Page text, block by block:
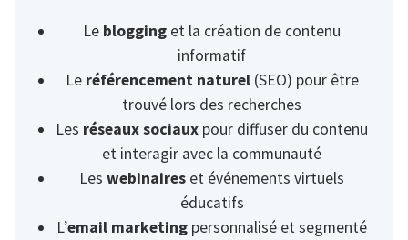
Le blogging et la création de contenu
informatif
Le référencement naturel(SEO) pour être
trouvé lors des recherches
Les réseaux sociaux pour diffuser du contenu
et interagir avec la communauté
Leswebinaires et événements virtuels
éducatifs
L’email marketing personnalisé et segmenté